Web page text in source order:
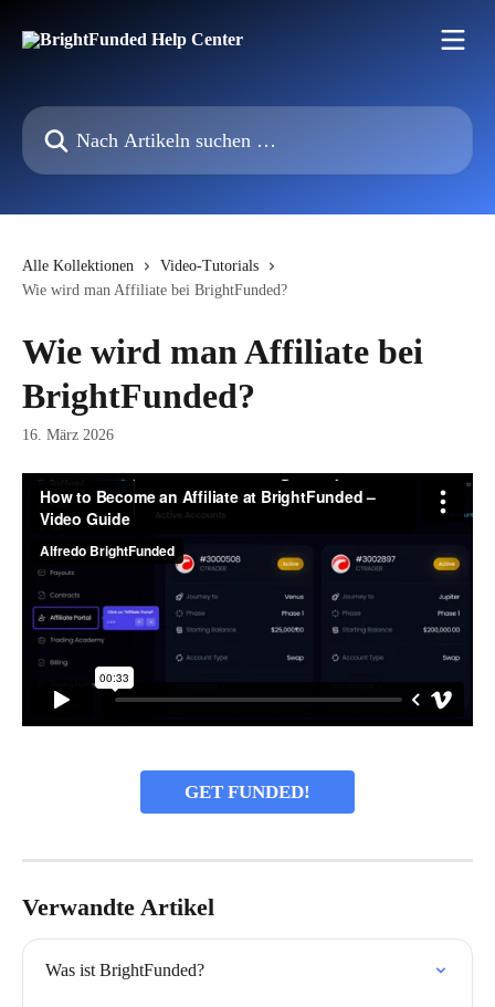
Nach Artikeln suchen …
Alle Kollektionen
Video-Tutorials
Wie wird man Affiliate bei BrightFunded?
Wie wird man Affiliate bei
BrightFunded?
16. März 2026
GET FUNDED!
Verwandte Artikel
Was ist BrightFunded?